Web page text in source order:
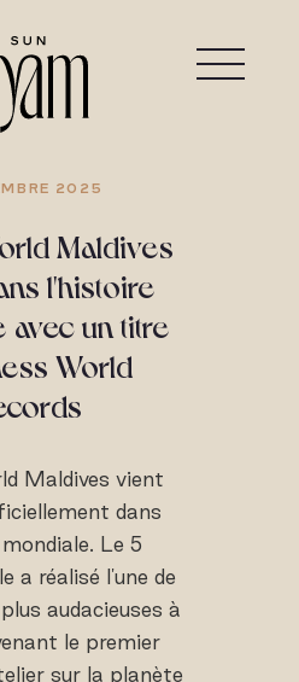
2025
Maldives
l'histoire
avec un titre
World
Maldives vient
dans
Le 5
a réalisé l'une de
audacieuses à
le premier
sur la planète